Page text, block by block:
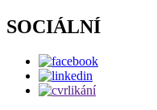
SOCIÁLNÍ